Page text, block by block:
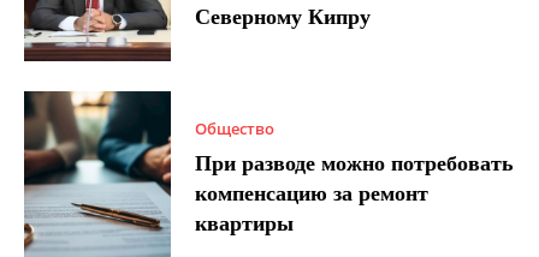
Северному Кипру
Общество
При разводе можно потребовать
компенсацию за ремонт
квартиры